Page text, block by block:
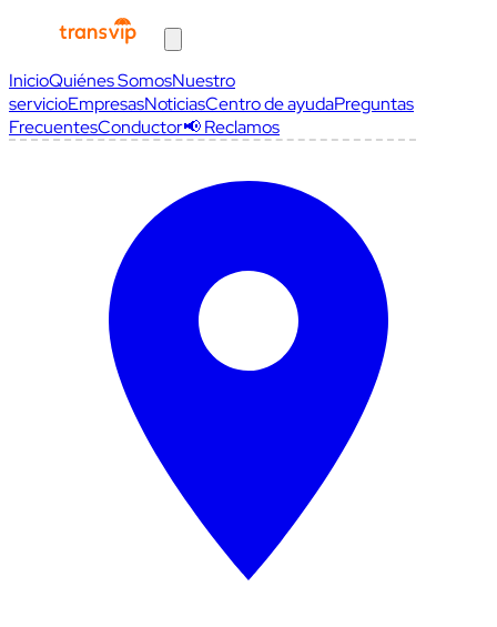
InicioQuiénes SomosNuestro
servicioEmpresasNoticiasCentro de ayudaPreguntas
FrecuentesConductor📢 Reclamos